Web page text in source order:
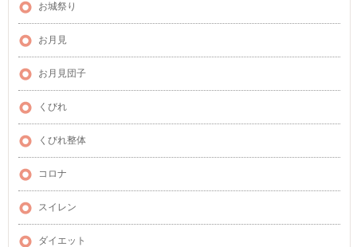
お城祭り
お月見
お月見団子
くびれ
くびれ整体
コロナ
スイレン
ダイエット